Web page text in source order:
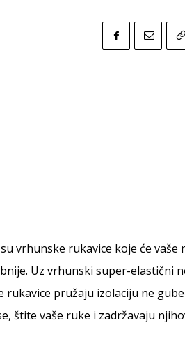
vrhunske rukavice koje će vaše
Uz vrhunski super-elastični
rukavice pružaju izolaciju ne
štite vaše ruke i zadržavaju